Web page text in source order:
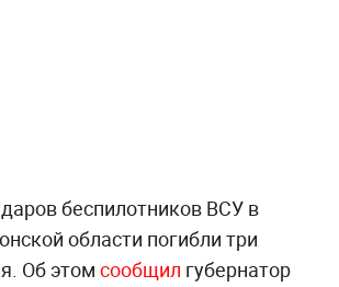
беспилотников ВСУ в
области погибли три
Об этом сообщил губернатор